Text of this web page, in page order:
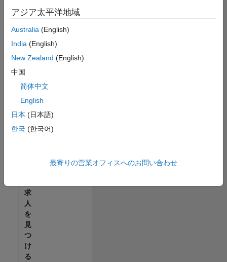
れ
い
ま
せ
ご
希
望
地
域
求
人
を
見
つ
け
る
アジア太平洋地域
Australia (English)
India (English)
New Zealand (English)
中国
简体中文
English
日本 (日本語)
한국 (한국어)
最寄りの営業オフィスへのお問い合わせ